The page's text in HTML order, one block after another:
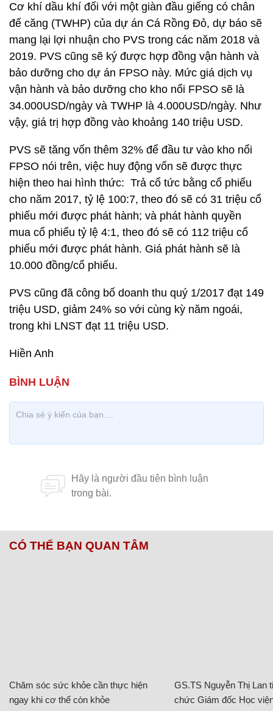
Cơ khí dầu khí đối với một giàn đầu giếng có chân
đế căng (TWHP) của dự án Cá Rồng Đỏ, dự báo sẽ
mang lại lợi nhuận cho PVS trong các năm 2018 và
2019. PVS cũng sẽ ký được hợp đồng vận hành và
bảo dưỡng cho dự án FPSO này. Mức giá dịch vụ
vận hành và bảo dưỡng cho kho nổi FPSO sẽ là
34.000USD/ngày và TWHP là 4.000USD/ngày. Như
vậy, giá trị hợp đồng vào khoảng 140 triệu USD.
PVS sẽ tăng vốn thêm 32% để đầu tư vào kho nổi
FPSO nói trên, việc huy động vốn sẽ được thực
hiện theo hai hình thức: Trả cổ tức bằng cổ phiếu
cho năm 2017, tỷ lệ 100:7, theo đó sẽ có 31 triệu cổ
phiếu mới được phát hành; và phát hành quyền
mua cổ phiếu tỷ lệ 4:1, theo đó sẽ có 112 triệu cổ
phiếu mới được phát hành. Giá phát hành sẽ là
10.000 đồng/cổ phiếu.
PVS cũng đã công bố doanh thu quý 1/2017 đạt 149
triệu USD, giảm 24% so với cùng kỳ năm ngoái,
trong khi LNST đạt 11 triệu USD.
Hiền Anh
CÓ THỂ BẠN QUAN TÂM
Chăm sóc sức khỏe cần thực hiện
ngay khi cơ thể còn khỏe
GS.TS Nguyễn Thị Lan
chức Giám đốc Học